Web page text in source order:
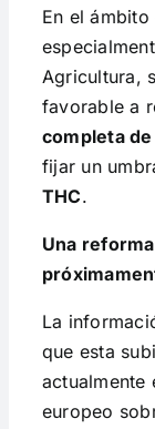
En el
Agricultura,
favorable a
completa
fijar un
THC.
Una
La
que esta
actualmente
europeo